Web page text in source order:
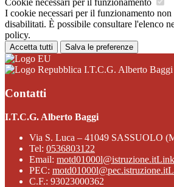
Cookie necessari per il funzionamento
I cookie necessari per il funzionamento non
disabilitati. È possibile consultare l'elenco
policy.
Accetta tutti Salva le preferenze
I.T.C.G. Alberto Baggi
Contatti
I.T.C.G. Alberto Baggi
Via S. Luca – 41049 SASSUOLO
Tel: 0536803122
Email: motd01000l@istruzione.it
PEC: motd01000l@pec.istruzione.it
C.F.: 93023000362